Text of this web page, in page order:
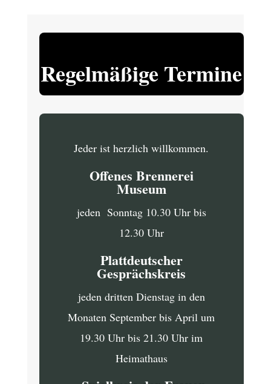
Regelmäßige Termine
Jeder ist herzlich willkommen.
Offenes Brennerei
Museum
jeden Sonntag 10.30 Uhr bis
12.30 Uhr
Plattdeutscher
Gesprächskreis
jeden dritten Dienstag in den
Monaten September bis April um
19.30 Uhr bis 21.30 Uhr im
Heimathaus